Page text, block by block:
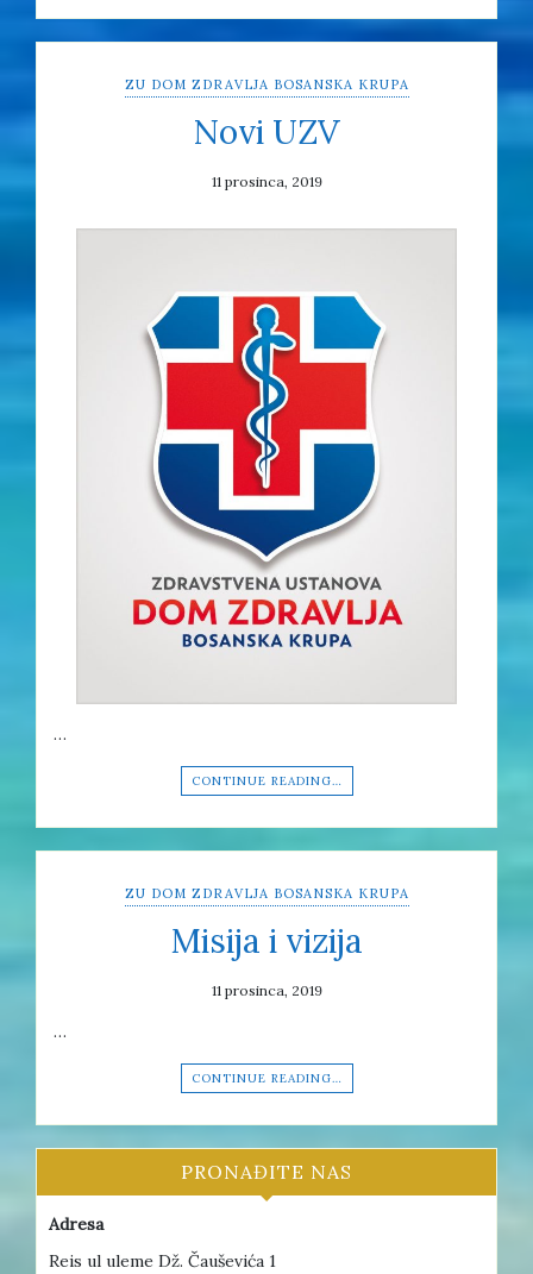
ZU DOM ZDRAVLJA BOSANSKA KRUPA
Novi UZV
11 prosinca, 2019
…
CONTINUE READING…
ZU DOM ZDRAVLJA BOSANSKA KRUPA
Misija i vizija
11 prosinca, 2019
…
CONTINUE READING…
PRONAĐITE NAS
Adresa
Reis ul uleme Dž. Čauševića 1